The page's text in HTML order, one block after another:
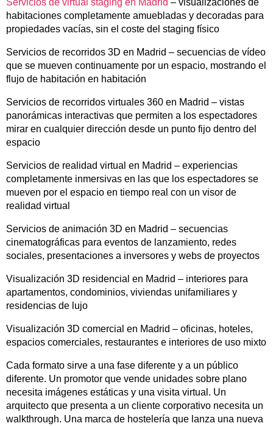
habitaciones completamente amuebladas y decoradas para
propiedades vacías, sin el coste del staging físico
Servicios de recorridos 3D en Madrid – secuencias de vídeo
que se mueven continuamente por un espacio, mostrando el
flujo de habitación en habitación
Servicios de recorridos virtuales 360 en Madrid – vistas
panorámicas interactivas que permiten a los espectadores
mirar en cualquier dirección desde un punto fijo dentro del
espacio
Servicios de realidad virtual en Madrid – experiencias
completamente inmersivas en las que los espectadores se
mueven por el espacio en tiempo real con un visor de
realidad virtual
Servicios de animación 3D en Madrid – secuencias
cinematográficas para eventos de lanzamiento, redes
sociales, presentaciones a inversores y webs de proyectos
Visualización 3D residencial en Madrid – interiores para
apartamentos, condominios, viviendas unifamiliares y
residencias de lujo
Visualización 3D comercial en Madrid – oficinas, hoteles,
espacios comerciales, restaurantes e interiores de uso mixto
Cada formato sirve a una fase diferente y a un público
diferente. Un promotor que vende unidades sobre plano
necesita imágenes estáticas y una visita virtual. Un
arquitecto que presenta a un cliente corporativo necesita un
walkthrough. Una marca de hostelería que lanza una nueva